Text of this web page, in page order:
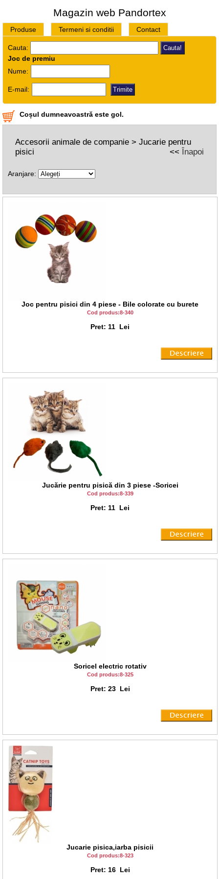
Magazin web Pandortex
Produse Termeni si conditii Contact
Cauta:
Joc de premiu
Nume:
E-mail:
Coșul dumneavoastră este gol.
Accesorii animale de companie > Jucarie pentru
pisici
<< Înapoi
Aranjare:
Joc pentru pisici din 4 piese - Bile colorate cu burete
Cod produs:8-340
Pret: 11 Lei
Jucărie pentru pisică din 3 piese -Soricei
Cod produs:8-339
Pret: 11 Lei
Soricel electric rotativ
Cod produs:8-325
Pret: 23 Lei
Jucarie pisica,iarba pisicii
Cod produs:8-323
Pret: 16 Lei